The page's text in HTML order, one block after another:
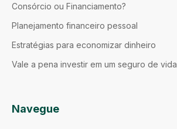
Consórcio ou Financiamento?
Planejamento financeiro pessoal
Estratégias para economizar dinheiro
Vale a pena investir em um seguro de vida
Navegue